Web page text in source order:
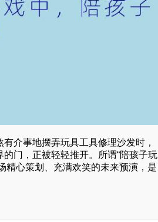
介事地摆弄玩具工具修理沙发时，
门，正被轻轻推开。所谓“陪孩子玩
精心策划、充满欢笑的未来预演，是